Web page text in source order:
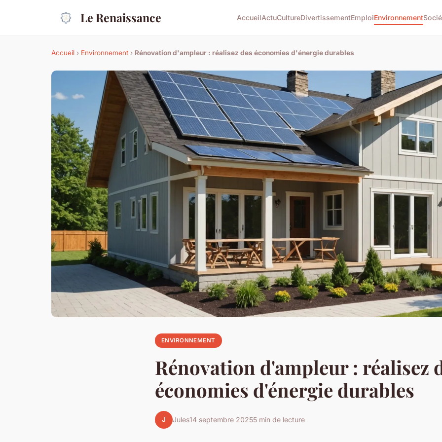
Le Renaissance AccueilActuCultureDivertissementEmploiEnvironnement
Accueil › Environnement › Rénovation d'ampleur : réalisez des économies d'énergie durables
ENVIRONNEMENT
Rénovation d'ampleur : réalisez
économies d'énergie durables
J Jules14 septembre 20255 min de lecture